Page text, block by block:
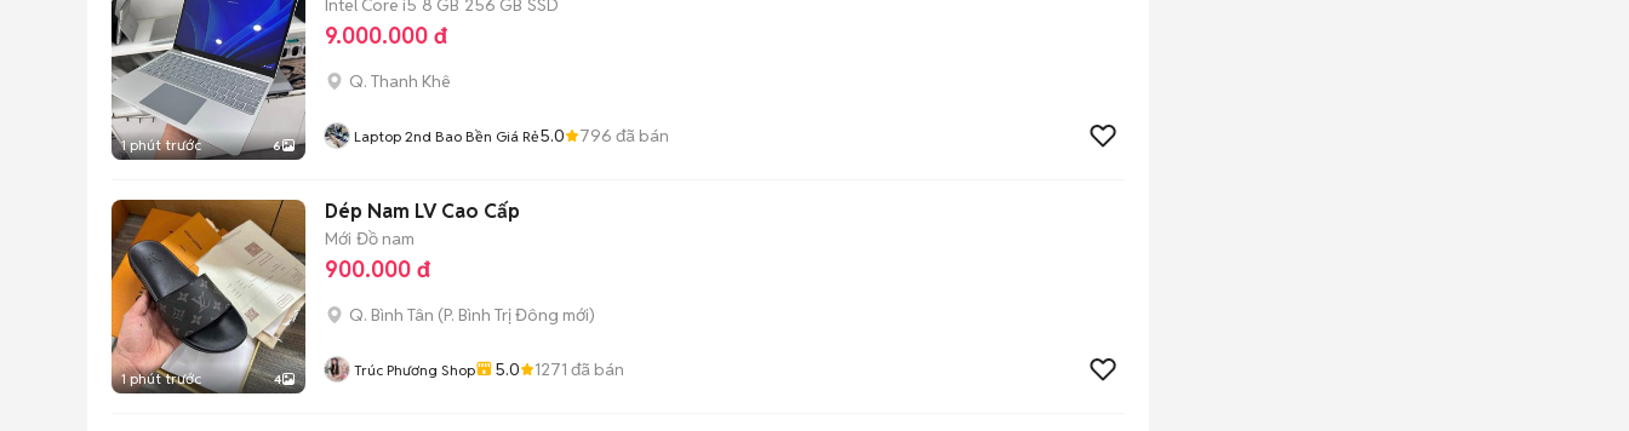
1 phút trước 6
9.000.000 đ
Q. Thanh Khê
Laptop 2nd Bao Bền Giá Rẻ5.0 796 đã bán
1 phút trước 4
Dép Nam LV Cao Cấp
Mới Đồ nam
900.000 đ
Q. Bình Tân (P. Bình Trị Đông mới)
Trúc Phương Shop 5.0 1271 đã bán